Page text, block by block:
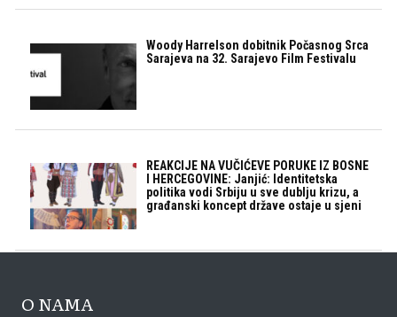
Woody Harrelson dobitnik Počasnog Srca
Sarajeva na 32. Sarajevo Film Festivalu
REAKCIJE NA VUČIĆEVE PORUKE IZ BOSNE
I HERCEGOVINE: Janjić: Identitetska
politika vodi Srbiju u sve dublju krizu, a
građanski koncept države ostaje u sjeni
O NAMA